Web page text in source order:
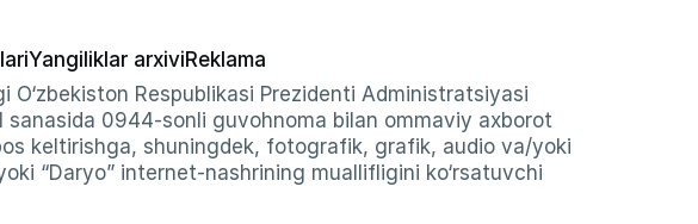
Yangiliklar arxiviReklama
Respublikasi Prezidenti Administratsiyasi
0944-sonli guvohnoma bilan ommaviy axborot
keltirishga, shuningdek, fotografik, grafik, audio va/yoki
“Daryo” internet-nashrining muallifligini ko‘rsatuvchi